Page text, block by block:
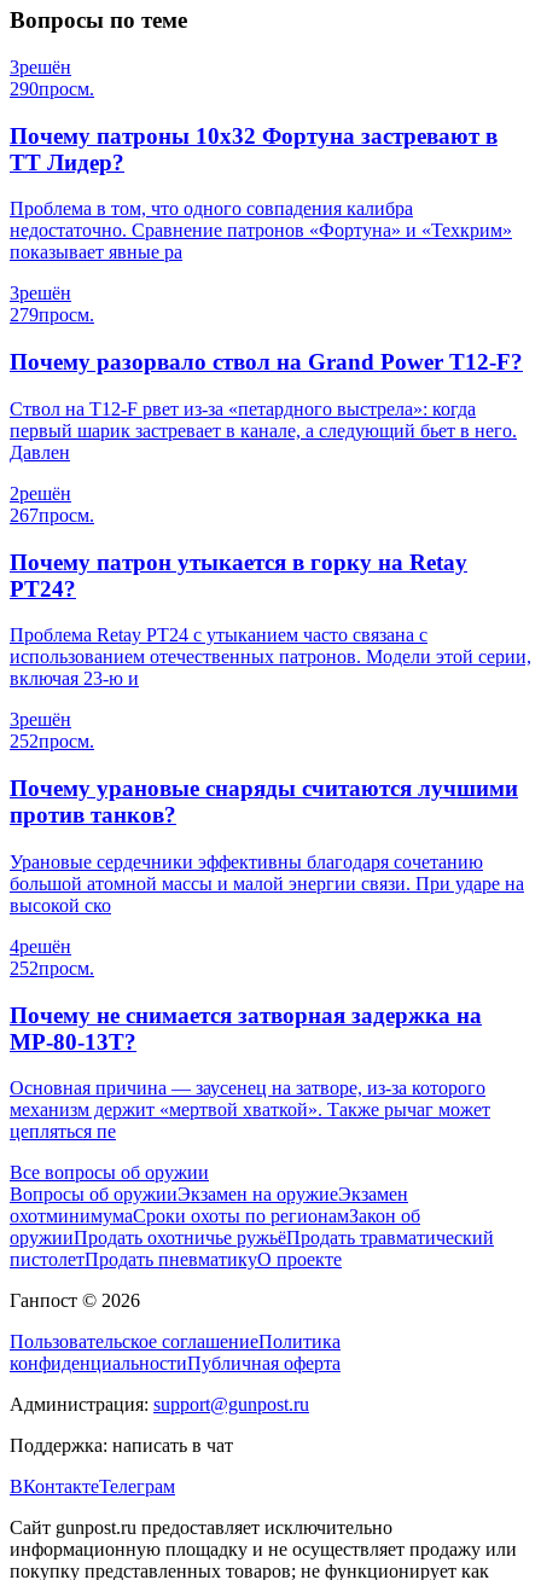
Вопросы по теме
3решён
290просм.
Почему патроны 10х32 Фортуна застревают в
ТТ Лидер?
Проблема в том, что одного совпадения калибра
недостаточно. Сравнение патронов «Фортуна» и «Техкрим»
показывает явные ра
3решён
279просм.
Почему разорвало ствол на Grand Power T12-F?
Ствол на T12-F рвет из-за «петардного выстрела»: когда
первый шарик застревает в канале, а следующий бьет в него.
Давлен
2решён
267просм.
Почему патрон утыкается в горку на Retay
PT24?
Проблема Retay PT24 с утыканием часто связана с
использованием отечественных патронов. Модели этой серии,
включая 23-ю и
3решён
252просм.
Почему урановые снаряды считаются лучшими
против танков?
Урановые сердечники эффективны благодаря сочетанию
большой атомной массы и малой энергии связи. При ударе на
высокой ско
4решён
252просм.
Почему не снимается затворная задержка на
МР-80-13Т?
Основная причина — заусенец на затворе, из-за которого
механизм держит «мертвой хваткой». Также рычаг может
цепляться пе
Все вопросы об оружии
Вопросы об оружииЭкзамен на оружиеЭкзамен
охотминимумаСроки охоты по регионамЗакон об
оружииПродать охотничье ружьёПродать травматический
пистолетПродать пневматикуО проекте
Ганпост © 2026
Пользовательское соглашениеПолитика
конфиденциальностиПубличная оферта
Администрация: support@gunpost.ru
Поддержка: написать в чат
ВКонтактеТелеграм
Сайт gunpost.ru предоставляет исключительно
информационную площадку и не осуществляет продажу или
покупку представленных товаров; не функционирует как